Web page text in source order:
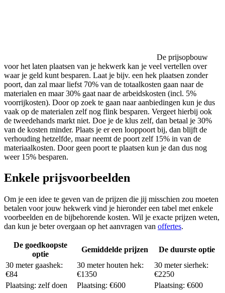
De prijsopbouw
voor het laten plaatsen van je hekwerk kan je veel vertellen over
waar je geld kunt besparen. Laat je bijv. een hek plaatsen zonder
poort, dan zal maar liefst 70% van de totaalkosten gaan naar de
materialen en maar 30% gaat naar de arbeidskosten (incl. 5%
voorrijkosten). Door op zoek te gaan naar aanbiedingen kun je dus
vaak op de materialen zelf nog flink besparen. Vergeet hierbij ook
de tweedehands markt niet. Doe je de klus zelf, dan betaal je 30%
van de kosten minder. Plaats je er een looppoort bij, dan blijft de
verhouding hetzelfde, maar neemt de poort zelf 15% in van de
materiaalkosten. Door geen poort te plaatsen kun je dan dus nog
weer 15% besparen.
Enkele prijsvoorbeelden
Om je een idee te geven van de prijzen die jij misschien zou moeten
betalen voor jouw hekwerk vind je hieronder een tabel met enkele
voorbeelden en de bijbehorende kosten. Wil je exacte prijzen weten,
dan kun je beter overgaan op het aanvragen van offertes.
De goedkoopste
optie
Gemiddelde prijzen
De duurste optie
30 meter gaashek:
€84
30 meter houten hek:
€1350
30 meter sierhek:
€2250
Plaatsing: zelf doen
Plaatsing: €600
Plaatsing: €600